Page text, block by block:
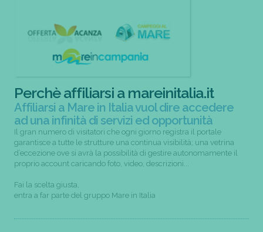
Perchè affiliarsi a mareinitalia.it
Affiliarsi a Mare in Italia vuol dire accedere
ad una infinità di servizi ed opportunità
Il gran numero di visitatori che ogni giorno registra il portale
garantisce a tutte le strutture una continua visibilità; una vetrina
d’eccezione ove si avrà la possibilità di gestire autonomamente il
proprio account caricando foto, video, descrizioni...
Fai la scelta giusta,
entra a far parte del gruppo Mare in Italia